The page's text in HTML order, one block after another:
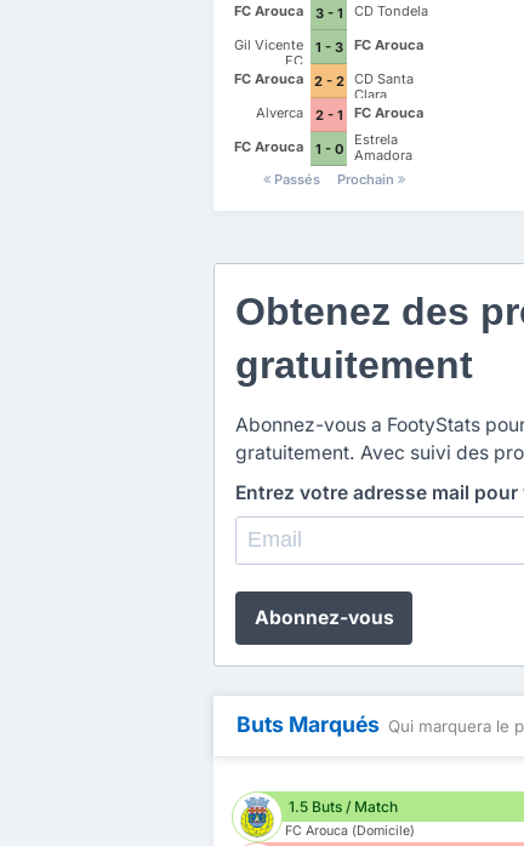
FC Arouca 3 - 1
CD Tondela
Gil Vicente
FC
1 - 3
FC Arouca
FC Arouca
2 - 2
CD Santa
Clara
Alverca
2 - 1
FC Arouca
FC Arouca
1 - 0
Estrela
Amadora
Passés
Prochain
Obtenez des
gratuitement
Abonnez-vous a FootyStats
gratuitement. Avec suivi des
Entrez votre adresse mail
Abonnez-vous
Buts Marqués Qui marquera le
1.5 Buts / Match
FC Arouca (Domicile)